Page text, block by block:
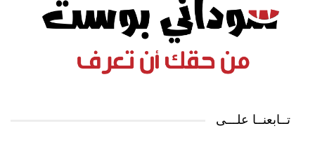
تــابعنــا علـــى